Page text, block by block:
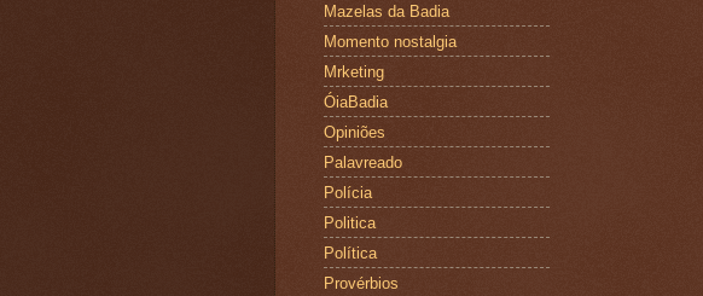
Mazelas da Badia
Momento nostalgia
Mrketing
ÓiaBadia
Opiniões
Palavreado
Polícia
Politica
Política
Provérbios